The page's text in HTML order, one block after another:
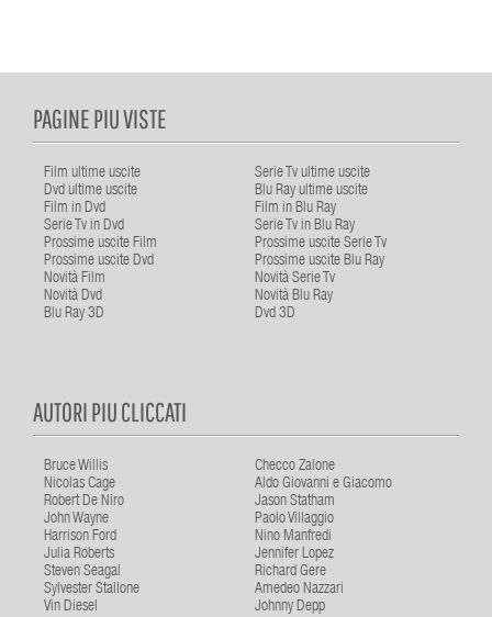
PAGINE PIU VISTE
Film ultime uscite
Serie Tv ultime uscite
Dvd ultime uscite
Blu Ray ultime uscite
Film in Dvd
Film in Blu Ray
Serie Tv in Dvd
Serie Tv in Blu Ray
Prossime uscite Film
Prossime uscite Serie Tv
Prossime uscite Dvd
Prossime uscite Blu Ray
Novità Film
Novità Serie Tv
Novità Dvd
Novità Blu Ray
Blu Ray 3D
Dvd 3D
AUTORI PIU CLICCATI
Bruce Willis
Checco Zalone
Nicolas Cage
Aldo Giovanni e Giacomo
Robert De Niro
Jason Statham
John Wayne
Paolo Villaggio
Harrison Ford
Nino Manfredi
Julia Roberts
Jennifer Lopez
Steven Seagal
Richard Gere
Sylvester Stallone
Amedeo Nazzari
Vin Diesel
Johnny Depp